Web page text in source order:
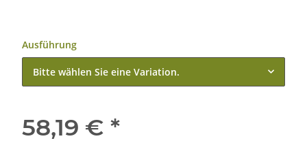
Ausführung
Bitte wählen Sie eine Variation.
58,19 € *